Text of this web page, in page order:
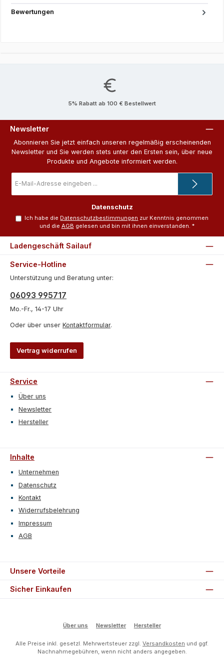
Bewertungen
5% Rabatt ab 100 € Bestellwert
Newsletter
Abonnieren Sie jetzt einfach unseren regelmäßig erscheinenden
Newsletter und Sie werden stets unter den Ersten sein, über neue
Produkte und Angebote informiert werden.
Mail-
Datenschutz
Ich habe die Datenschutzbestimmungen zur Kenntnis genommen
und die AGB gelesen und bin mit ihnen einverstanden. *
Service-Hotline
Unterstützung und Beratung unter:
06093 995717
Mo.-Fr., 14-17 Uhr
Oder über unser Kontaktformular.
Vertrag widerrufen
Ladengeschäft Sailauf
Service
Über uns
Newsletter
Hersteller
Inhalte
Unternehmen
Datenschutz
Kontakt
Widerrufsbelehrung
Impressum
AGB
Unsere Vorteile
Sicher Einkaufen
Über uns Newsletter Hersteller
Alle Preise inkl. gesetzl. Mehrwertsteuer zzgl. Versandkosten und ggf.
Nachnahmegebühren, wenn nicht anders angegeben.